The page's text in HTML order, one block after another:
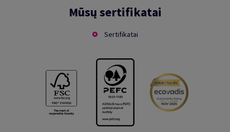
Mūsų sertifikatai
Sertifikatai